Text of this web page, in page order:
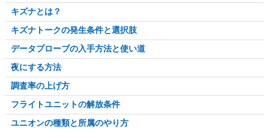
キズナとは？
キズナトークの発生条件と選択肢
データプローブの入手方法と使い道
夜にする方法
調査率の上げ方
フライトユニットの解放条件
ユニオンの種類と所属のやり方